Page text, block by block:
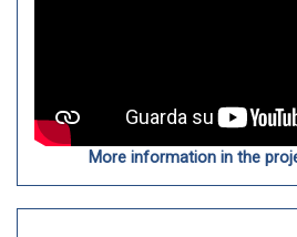
More information in the